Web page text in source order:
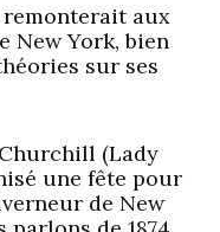
aux
New York, bien
sur ses
(Lady
une fête pour
de New